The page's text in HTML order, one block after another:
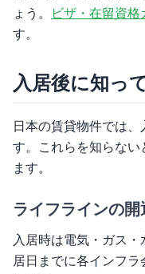
ょう。
ビザ・在留資格
す。
入居後に知っ
日本の賃貸物件では
す。これらを知らない
ます。
ライフラインの開
入居時は電気・ガス
居日までに各インフ